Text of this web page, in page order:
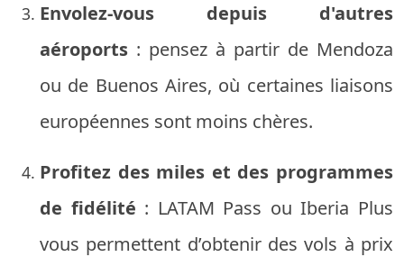
Envolez-vous depuis d'autres
aéroports : pensez à partir de Mendoza
ou de Buenos Aires, où certaines liaisons
européennes sont moins chères.
Profitez des miles et des programmes
de fidélité : LATAM Pass ou Iberia Plus
vous permettent d’obtenir des vols à prix